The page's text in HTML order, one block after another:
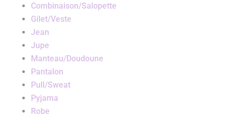
Combinaison/Salopette
Gilet/Veste
Jean
Jupe
Manteau/Doudoune
Pantalon
Pull/Sweat
Pyjama
Robe